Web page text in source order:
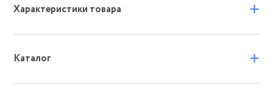
Характеристики товара +
Каталог +